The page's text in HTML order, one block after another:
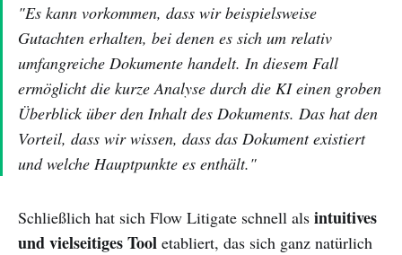
"Es kann vorkommen, dass wir beispielsweise
Gutachten erhalten, bei denen es sich um relativ
umfangreiche Dokumente handelt. In diesem Fall
ermöglicht die kurze Analyse durch die KI einen groben
Überblick über den Inhalt des Dokuments. Das hat den
Vorteil, dass wir wissen, dass das Dokument existiert
und welche Hauptpunkte es enthält."
Schließlich hat sich Flow Litigate schnell als intuitives
und vielseitiges Tool etabliert, das sich ganz natürlich